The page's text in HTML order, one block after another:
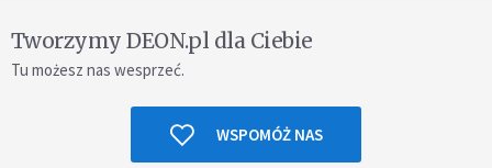
Tworzymy DEON.pl dla Ciebie
Tu możesz nas wesprzeć.
WSPOMÓŻ NAS